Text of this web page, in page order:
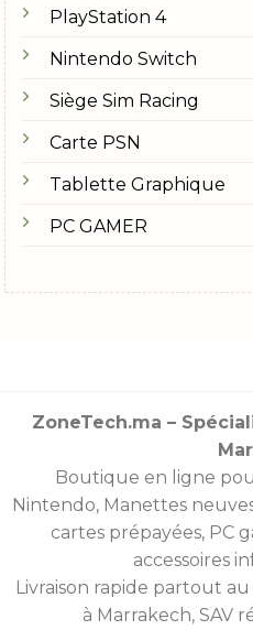
PlayStation 4
Nintendo Switch
Siège Sim Racing
Carte PSN
Tablette Graphique
PC GAMER
ZoneTech.ma –
Boutique en ligne
Nintendo, Manettes
cartes prépayées, PC
accessoires
Livraison rapide partout
à Marrakech, SAV